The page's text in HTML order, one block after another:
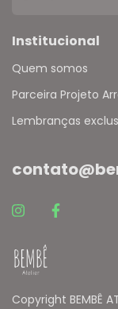
Institucional
Quem somos
Parceira Projeto
Lembranças
Copyright BEMBÊ